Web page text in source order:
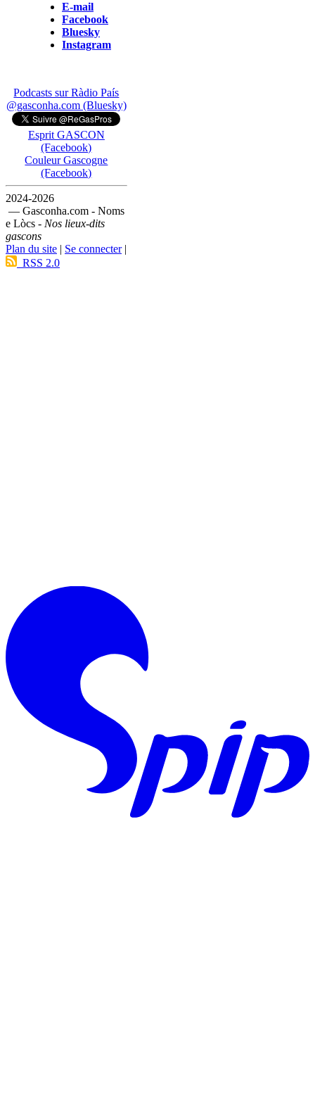
E-mail
Facebook
Bluesky
Instagram
Podcasts sur Ràdio País
@gasconha.com (Bluesky)
Esprit GASCON
(Facebook)
Couleur Gascogne
(Facebook)
2024-2026
— Gasconha.com - Noms
e Lòcs - Nos lieux-dits
gascons
Plan du site | Se connecter|
RSS 2.0